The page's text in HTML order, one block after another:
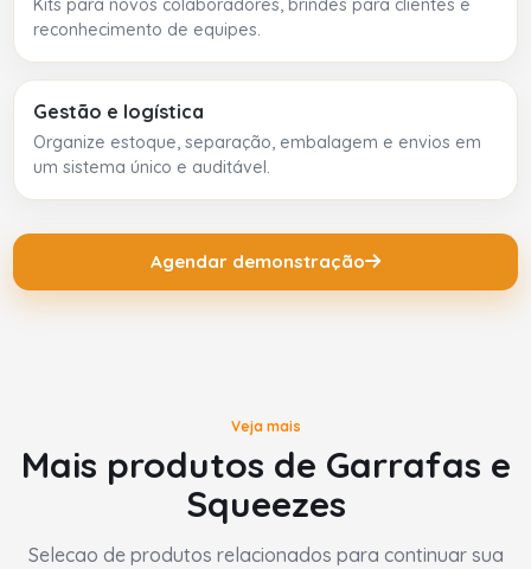
Kits para novos colaboradores, brindes para clientes e
reconhecimento de equipes.
Gestão e logística
Organize estoque, separação, embalagem e envios em
um sistema único e auditável.
Agendar demonstração
Veja mais
Mais produtos de Garrafas e
Squeezes
Selecao de produtos relacionados para continuar sua